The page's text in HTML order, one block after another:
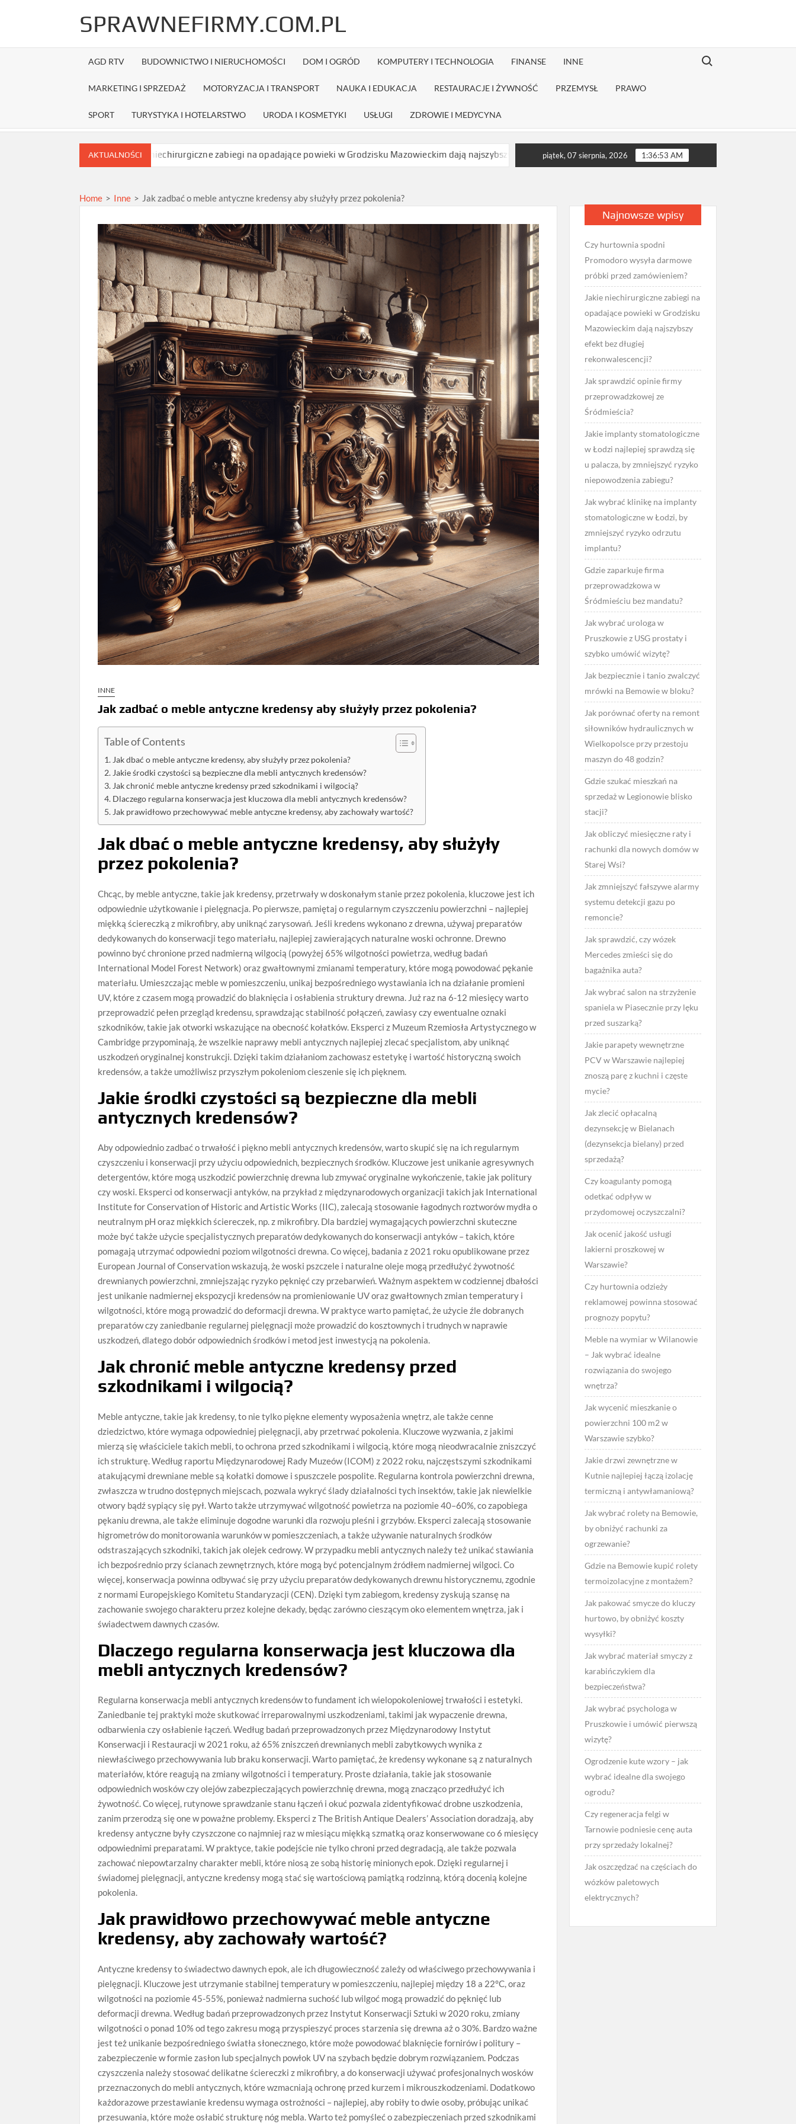
SPRAWNEFIRMY.COM.PL
AGD RTV BUDOWNICTWO I NIERUCHOMOŚCI DOM I OGRÓD KOMPUTERY I TECHNOLOGIA FINANSE INNE
MARKETING I SPRZEDAŻ MOTORYZACJA I TRANSPORT NAUKA I EDUKACJA RESTAURACJE I ŻYWNOŚĆ PRZEMYSŁ PRAWO
SPORT TURYSTYKA I HOTELARSTWO URODA I KOSMETYKI USŁUGI ZDROWIE I MEDYCYNA
Search for:
AKTUALNOŚCI
Jakie niechirurgiczne zabiegi na opadające powieki w Grodzisku Mazowieckim dają najszybszy efekt bez długiej rekonwalescencji? Jak sprawdzić opinie firmy przeprowadzkowej
piątek, 07 sierpnia, 2026 1:36:55 AM
Home > Inne > Jak zadbać o meble antyczne kredensy aby służyły przez pokolenia?
INNE
Jak zadbać o meble antyczne kredensy aby służyły przez pokolenia?
Table of Contents
Jak dbać o meble antyczne kredensy, aby służyły przez pokolenia?
Jakie środki czystości są bezpieczne dla mebli antycznych kredensów?
Jak chronić meble antyczne kredensy przed szkodnikami i wilgocią?
Dlaczego regularna konserwacja jest kluczowa dla mebli antycznych kredensów?
Jak prawidłowo przechowywać meble antyczne kredensy, aby zachowały wartość?
Jak dbać o meble antyczne kredensy, aby służyły
przez pokolenia?
Chcąc, by meble antyczne, takie jak kredensy, przetrwały w doskonałym stanie przez pokolenia, kluczowe jest ich
odpowiednie użytkowanie i pielęgnacja. Po pierwsze, pamiętaj o regularnym czyszczeniu powierzchni – najlepiej
miękką ściereczką z mikrofibry, aby uniknąć zarysowań. Jeśli kredens wykonano z drewna, używaj preparatów
dedykowanych do konserwacji tego materiału, najlepiej zawierających naturalne woski ochronne. Drewno
powinno być chronione przed nadmierną wilgocią (powyżej 65% wilgotności powietrza, według badań
International Model Forest Network) oraz gwałtownymi zmianami temperatury, które mogą powodować pękanie
materiału. Umieszczając meble w pomieszczeniu, unikaj bezpośredniego wystawiania ich na działanie promieni
UV, które z czasem mogą prowadzić do blaknięcia i osłabienia struktury drewna. Już raz na 6-12 miesięcy warto
przeprowadzić pełen przegląd kredensu, sprawdzając stabilność połączeń, zawiasy czy ewentualne oznaki
szkodników, takie jak otworki wskazujące na obecność kołatków. Eksperci z Muzeum Rzemiosła Artystycznego w
Cambridge przypominają, że wszelkie naprawy mebli antycznych najlepiej zlecać specjalistom, aby uniknąć
uszkodzeń oryginalnej konstrukcji. Dzięki takim działaniom zachowasz estetykę i wartość historyczną swoich
kredensów, a także umożliwisz przyszłym pokoleniom cieszenie się ich pięknem.
Jakie środki czystości są bezpieczne dla mebli
antycznych kredensów?
Aby odpowiednio zadbać o trwałość i piękno mebli antycznych kredensów, warto skupić się na ich regularnym
czyszczeniu i konserwacji przy użyciu odpowiednich, bezpiecznych środków. Kluczowe jest unikanie agresywnych
detergentów, które mogą uszkodzić powierzchnię drewna lub zmywać oryginalne wykończenie, takie jak politury
czy woski. Eksperci od konserwacji antyków, na przykład z międzynarodowych organizacji takich jak International
Institute for Conservation of Historic and Artistic Works (IIC), zalecają stosowanie łagodnych roztworów mydła o
neutralnym pH oraz miękkich ściereczek, np. z mikrofibry. Dla bardziej wymagających powierzchni skuteczne
może być także użycie specjalistycznych preparatów dedykowanych do konserwacji antyków – takich, które
pomagają utrzymać odpowiedni poziom wilgotności drewna. Co więcej, badania z 2021 roku opublikowane przez
European Journal of Conservation wskazują, że woski pszczele i naturalne oleje mogą przedłużyć żywotność
drewnianych powierzchni, zmniejszając ryzyko pęknięć czy przebarwień. Ważnym aspektem w codziennej dbałości
jest unikanie nadmiernej ekspozycji kredensów na promieniowanie UV oraz gwałtownych zmian temperatury i
wilgotności, które mogą prowadzić do deformacji drewna. W praktyce warto pamiętać, że użycie źle dobranych
preparatów czy zaniedbanie regularnej pielęgnacji może prowadzić do kosztownych i trudnych w naprawie
uszkodzeń, dlatego dobór odpowiednich środków i metod jest inwestycją na pokolenia.
Jak chronić meble antyczne kredensy przed
szkodnikami i wilgocią?
Meble antyczne, takie jak kredensy, to nie tylko piękne elementy wyposażenia wnętrz, ale także cenne
dziedzictwo, które wymaga odpowiedniej pielęgnacji, aby przetrwać pokolenia. Kluczowe wyzwania, z jakimi
mierzą się właściciele takich mebli, to ochrona przed szkodnikami i wilgocią, które mogą nieodwracalnie zniszczyć
ich strukturę. Według raportu Międzynarodowej Rady Muzeów (ICOM) z 2022 roku, najczęstszymi szkodnikami
atakującymi drewniane meble są kołatki domowe i spuszczele pospolite. Regularna kontrola powierzchni drewna,
zwłaszcza w trudno dostępnych miejscach, pozwala wykryć ślady działalności tych insektów, takie jak niewielkie
otwory bądź sypiący się pył. Warto także utrzymywać wilgotność powietrza na poziomie 40–60%, co zapobiega
pękaniu drewna, ale także eliminuje dogodne warunki dla rozwoju pleśni i grzybów. Eksperci zalecają stosowanie
higrometrów do monitorowania warunków w pomieszczeniach, a także używanie naturalnych środków
odstraszających szkodniki, takich jak olejek cedrowy. W przypadku mebli antycznych należy też unikać stawiania
ich bezpośrednio przy ścianach zewnętrznych, które mogą być potencjalnym źródłem nadmiernej wilgoci. Co
więcej, konserwacja powinna odbywać się przy użyciu preparatów dedykowanych drewnu historycznemu, zgodnie
z normami Europejskiego Komitetu Standaryzacji (CEN). Dzięki tym zabiegom, kredensy zyskują szansę na
zachowanie swojego charakteru przez kolejne dekady, będąc zarówno cieszącym oko elementem wnętrza, jak i
świadectwem dawnych czasów.
Dlaczego regularna konserwacja jest kluczowa dla
mebli antycznych kredensów?
Regularna konserwacja mebli antycznych kredensów to fundament ich wielopokoleniowej trwałości i estetyki.
Zaniedbanie tej praktyki może skutkować irreparowalnymi uszkodzeniami, takimi jak wypaczenie drewna,
odbarwienia czy osłabienie łączeń. Według badań przeprowadzonych przez Międzynarodowy Instytut
Konserwacji i Restauracji w 2021 roku, aż 65% zniszczeń drewnianych mebli zabytkowych wynika z
niewłaściwego przechowywania lub braku konserwacji. Warto pamiętać, że kredensy wykonane są z naturalnych
materiałów, które reagują na zmiany wilgotności i temperatury. Proste działania, takie jak stosowanie
odpowiednich wosków czy olejów zabezpieczających powierzchnię drewna, mogą znacząco przedłużyć ich
żywotność. Co więcej, rutynowe sprawdzanie stanu łączeń i okuć pozwala zidentyfikować drobne uszkodzenia,
zanim przerodzą się one w poważne problemy. Eksperci z The British Antique Dealers’ Association doradzają, aby
kredensy antyczne były czyszczone co najmniej raz w miesiącu miękką szmatką oraz konserwowane co 6 miesięcy
odpowiednimi preparatami. W praktyce, takie podejście nie tylko chroni przed degradacją, ale także pozwala
zachować niepowtarzalny charakter mebli, które niosą ze sobą historię minionych epok. Dzięki regularnej i
świadomej pielęgnacji, antyczne kredensy mogą stać się wartościową pamiątką rodzinną, którą docenią kolejne
pokolenia.
Jak prawidłowo przechowywać meble antyczne
kredensy, aby zachowały wartość?
Antyczne kredensy to świadectwo dawnych epok, ale ich długowieczność zależy od właściwego przechowywania i
pielęgnacji. Kluczowe jest utrzymanie stabilnej temperatury w pomieszczeniu, najlepiej między 18 a 22°C, oraz
wilgotności na poziomie 45-55%, ponieważ nadmierna suchość lub wilgoć mogą prowadzić do pęknięć lub
deformacji drewna. Według badań przeprowadzonych przez Instytut Konserwacji Sztuki w 2020 roku, zmiany
wilgotności o ponad 10% od tego zakresu mogą przyspieszyć proces starzenia się drewna aż o 30%. Bardzo ważne
jest też unikanie bezpośredniego światła słonecznego, które może powodować blaknięcie fornirów i politury –
zabezpieczenie w formie zasłon lub specjalnych powłok UV na szybach będzie dobrym rozwiązaniem. Podczas
czyszczenia należy stosować delikatne ściereczki z mikrofibry, a do konserwacji używać profesjonalnych wosków
przeznaczonych do mebli antycznych, które wzmacniają ochronę przed kurzem i mikrouszkodzeniami. Dodatkowo
każdorazowe przestawianie kredensu wymaga ostrożności – najlepiej, aby robiły to dwie osoby, próbując unikać
przesuwania, które może osłabić strukturę nóg mebla. Warto też pomyśleć o zabezpieczeniach przed szkodnikami
Najnowsze wpisy
Czy hurtownia spodni
Promodoro wysyła darmowe
próbki przed zamówieniem?
Jakie niechirurgiczne zabiegi na
opadające powieki w Grodzisku
Mazowieckim dają najszybszy
efekt bez długiej
rekonwalescencji?
Jak sprawdzić opinie firmy
przeprowadzkowej ze
Śródmieścia?
Jakie implanty stomatologiczne
w Łodzi najlepiej sprawdzą się
u palacza, by zmniejszyć ryzyko
niepowodzenia zabiegu?
Jak wybrać klinikę na implanty
stomatologiczne w Łodzi, by
zmniejszyć ryzyko odrzutu
implantu?
Gdzie zaparkuje firma
przeprowadzkowa w
Śródmieściu bez mandatu?
Jak wybrać urologa w
Pruszkowie z USG prostaty i
szybko umówić wizytę?
Jak bezpiecznie i tanio zwalczyć
mrówki na Bemowie w bloku?
Jak porównać oferty na remont
siłowników hydraulicznych w
Wielkopolsce przy przestoju
maszyn do 48 godzin?
Gdzie szukać mieszkań na
sprzedaż w Legionowie blisko
stacji?
Jak obliczyć miesięczne raty i
rachunki dla nowych domów w
Starej Wsi?
Jak zmniejszyć fałszywe alarmy
systemu detekcji gazu po
remoncie?
Jak sprawdzić, czy wózek
Mercedes zmieści się do
bagażnika auta?
Jak wybrać salon na strzyżenie
spaniela w Piasecznie przy lęku
przed suszarką?
Jakie parapety wewnętrzne
PCV w Warszawie najlepiej
znoszą parę z kuchni i częste
mycie?
Jak zlecić opłacalną
dezynsekcję w Bielanach
(dezynsekcja bielany) przed
sprzedażą?
Czy koagulanty pomogą
odetkać odpływ w
przydomowej oczyszczalni?
Jak ocenić jakość usługi
lakierni proszkowej w
Warszawie?
Czy hurtownia odzieży
reklamowej powinna stosować
prognozy popytu?
Meble na wymiar w Wilanowie
– Jak wybrać idealne
rozwiązania do swojego
wnętrza?
Jak wycenić mieszkanie o
powierzchni 100 m2 w
Warszawie szybko?
Jakie drzwi zewnętrzne w
Kutnie najlepiej łączą izolację
termiczną i antywłamaniową?
Jak wybrać rolety na Bemowie,
by obniżyć rachunki za
ogrzewanie?
Gdzie na Bemowie kupić rolety
termoizolacyjne z montażem?
Jak pakować smycze do kluczy
hurtowo, by obniżyć koszty
wysyłki?
Jak wybrać materiał smyczy z
karabińczykiem dla
bezpieczeństwa?
Jak wybrać psychologa w
Pruszkowie i umówić pierwszą
wizytę?
Ogrodzenie kute wzory – jak
wybrać idealne dla swojego
ogrodu?
Czy regeneracja felgi w
Tarnowie podniesie cenę auta
przy sprzedaży lokalnej?
Jak oszczędzać na częściach do
wózków paletowych
elektrycznych?